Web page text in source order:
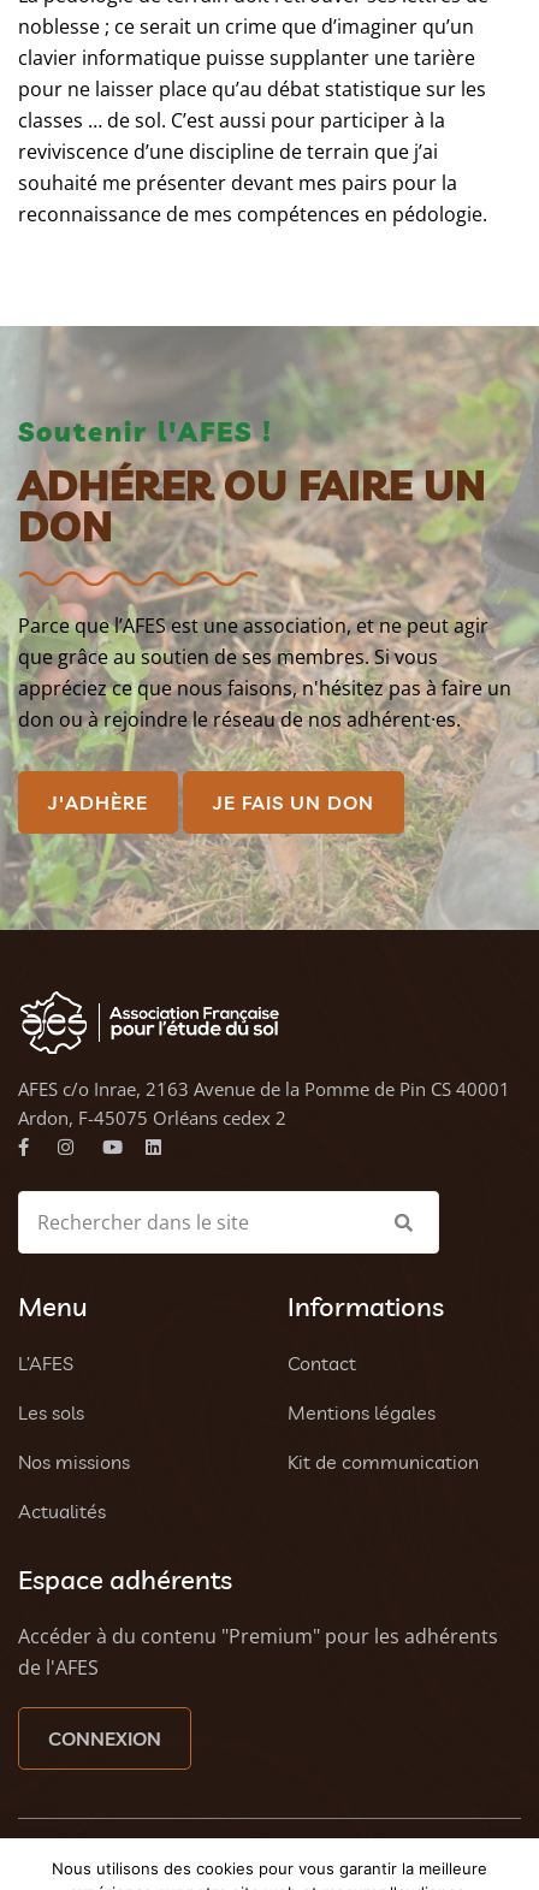
noblesse ; ce serait un crime que d’imaginer qu’un
clavier informatique puisse supplanter une tarière
pour ne laisser place qu’au débat statistique sur les
classes … de sol. C’est aussi pour participer à la
reviviscence d’une discipline de terrain que j’ai
souhaité me présenter devant mes pairs pour la
reconnaissance de mes compétences en pédologie.
Soutenir l'AFES !
ADHÉRER OU FAIRE UN
DON
Parce que l’AFES est une association, et ne peut agir
que grâce au soutien de ses membres. Si vous
appréciez ce que nous faisons, n'hésitez pas à faire un
don ou à rejoindre le réseau de nos adhérent·es.
J'ADHÈRE JE FAIS UN DON
AFES c/o Inrae, 2163 Avenue de la Pomme de Pin CS 40001
Ardon, F-45075 Orléans cedex 2
Menu
L’AFES
Les sols
Nos missions
Actualités
Informations
Contact
Mentions légales
Kit de communication
Espace adhérents
Accéder à du contenu "Premium" pour les adhérents
de l'AFES
CONNEXION
© 2023 AFES - Tous droits réservés - Une créationTony
Nous utilisons des cookies pour vous garantir la meilleure